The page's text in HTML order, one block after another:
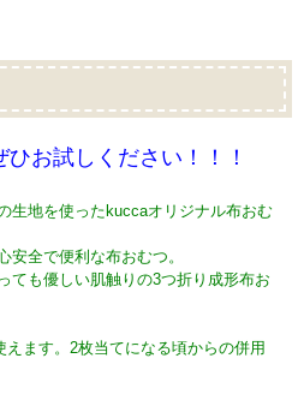
お試しください！！！
生地を使ったkuccaオリジナル布おむ
安全で便利な布おむつ。
も優しい肌触りの3つ折り成形布お
ます。2枚当てになる頃からの併用